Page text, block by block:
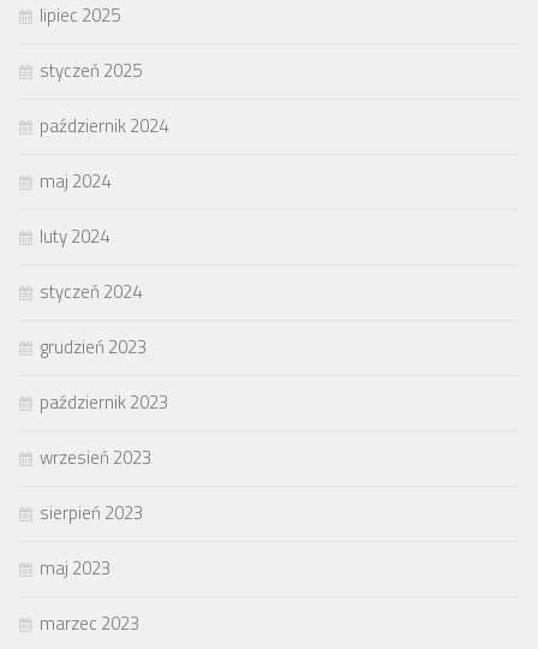
lipiec 2025
styczeń 2025
październik 2024
maj 2024
luty 2024
styczeń 2024
grudzień 2023
październik 2023
wrzesień 2023
sierpień 2023
maj 2023
marzec 2023